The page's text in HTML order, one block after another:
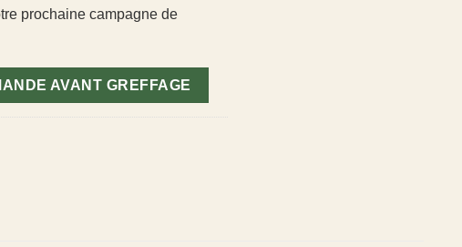
prochaine campagne de
AVANT GREFFAGE